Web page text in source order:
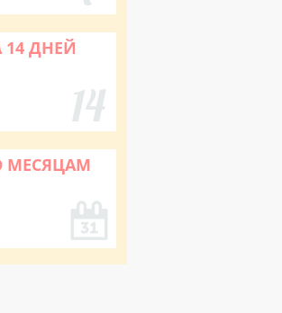
ДНЕЙ
МЕСЯЦАМ